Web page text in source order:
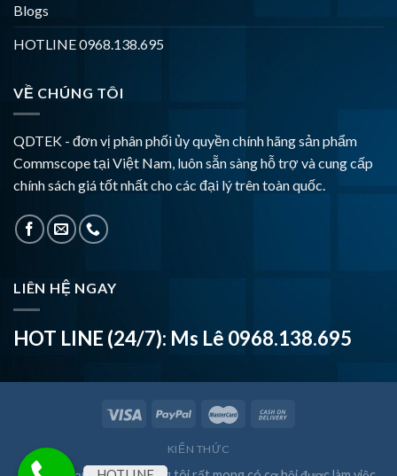
Blogs
HOTLINE 0968.138.695
VỀ CHÚNG TÔI
QDTEK - đơn vị phân phối ủy quyền chính hãng sản phẩm
Commscope tại Việt Nam, luôn sẵn sàng hỗ trợ và cung cấp
chính sách giá tốt nhất cho các đại lý trên toàn quốc.
LIÊN HỆ NGAY
HOT LINE (24/7): Ms Lê 0968.138.695
KIẾN THỨC